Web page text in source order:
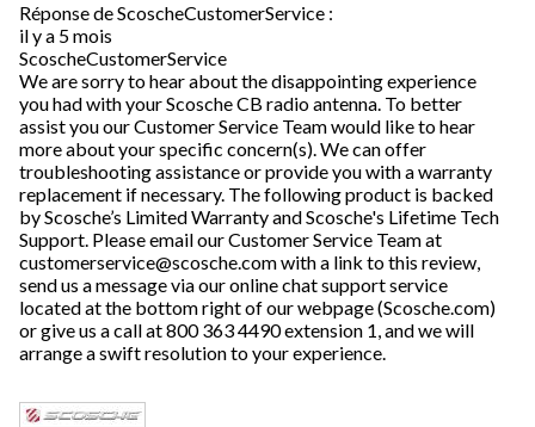
Réponse de ScoscheCustomerService :
il y a 5 mois
ScoscheCustomerService
We are sorry to hear about the disappointing experience
you had with your Scosche CB radio antenna. To better
assist you our Customer Service Team would like to hear
more about your specific concern(s). We can offer
troubleshooting assistance or provide you with a warranty
replacement if necessary. The following product is backed
by Scosche’s Limited Warranty and Scosche's Lifetime Tech
Support. Please email our Customer Service Team at
customerservice@scosche.com with a link to this review,
send us a message via our online chat support service
located at the bottom right of our webpage (Scosche.com)
or give us a call at 800 363 4490 extension 1, and we will
arrange a swift resolution to your experience.